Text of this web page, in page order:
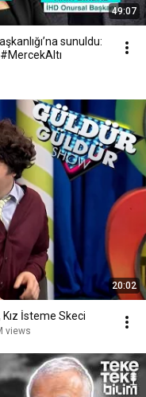
49:07
sunuldu:
20:02
İsteme Skeci
views